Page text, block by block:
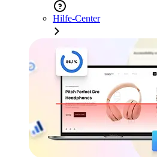
Hilfe-Center